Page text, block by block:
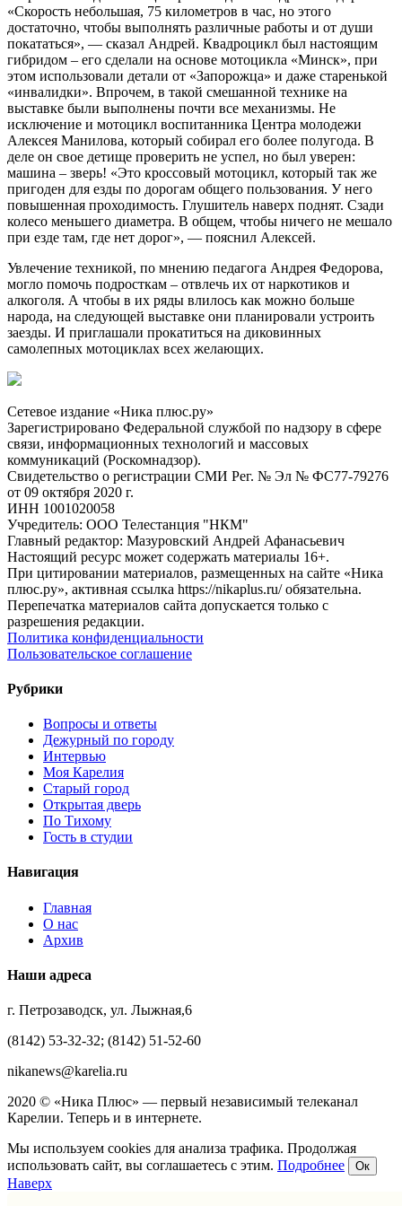
«Скорость небольшая, 75 километров в час, но этого
достаточно, чтобы выполнять различные работы и от души
покататься», — сказал Андрей. Квадроцикл был настоящим
гибридом – его сделали на основе мотоцикла «Минск», при
этом использовали детали от «Запорожца» и даже старенькой
«инвалидки». Впрочем, в такой смешанной технике на
выставке были выполнены почти все механизмы. Не
исключение и мотоцикл воспитанника Центра молодежи
Алексея Манилова, который собирал его более полугода. В
деле он свое детище проверить не успел, но был уверен:
машина – зверь! «Это кроссовый мотоцикл, который так же
пригоден для езды по дорогам общего пользования. У него
повышенная проходимость. Глушитель наверх поднят. Сзади
колесо меньшего диаметра. В общем, чтобы ничего не мешало
при езде там, где нет дорог», — пояснил Алексей.
Увлечение техникой, по мнению педагога Андрея Федорова,
могло помочь подросткам – отвлечь их от наркотиков и
алкоголя. А чтобы в их ряды влилось как можно больше
народа, на следующей выставке они планировали устроить
заезды. И приглашали прокатиться на диковинных
самолепных мотоциклах всех желающих.
Сетевое издание «Ника плюс.ру»
Зарегистрировано Федеральной службой по надзору в сфере
связи, информационных технологий и массовых
коммуникаций (Роскомнадзор).
Свидетельство о регистрации СМИ Рег. № Эл № ФС77-79276
от 09 октября 2020 г.
ИНН 1001020058
Учредитель: ООО Телестанция "НКМ"
Главный редактор: Мазуровский Андрей Афанасьевич
Настоящий ресурс может содержать материалы 16+.
При цитировании материалов, размещенных на сайте «Ника
плюс.ру», активная ссылка https://nikaplus.ru/ обязательна.
Перепечатка материалов сайта допускается только с
разрешения редакции.
Политика конфиденциальности
Пользовательское соглашение
Рубрики
Вопросы и ответы
Дежурный по городу
Интервью
Моя Карелия
Старый город
Открытая дверь
По Тихому
Гость в студии
Навигация
Главная
О нас
Архив
Наши адреса
г. Петрозаводск, ул. Лыжная,6
(8142) 53-32-32; (8142) 51-52-60
nikanews@karelia.ru
2020 © «Ника Плюс» — первый независимый телеканал
Карелии. Теперь и в интернете.
Мы используем cookies для анализа трафика. Продолжая
использовать сайт, вы соглашаетесь с этим. Подробнее Ок
Наверх